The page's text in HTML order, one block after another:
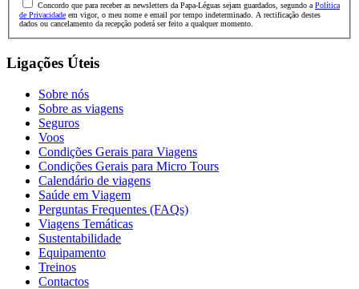
Concordo que para receber as newsletters da Papa-Léguas sejam guardados, segundo aPolítica
de Privacidade em vigor, o meu nome e email por tempo indeterminado. A rectificação destes
dados ou cancelamento da recepção poderá ser feito a qualquer momento.
Ligações Úteis
Sobre nós
Sobre as viagens
Seguros
Voos
Condições Gerais para Viagens
Condições Gerais para Micro Tours
Calendário de viagens
Saúde em Viagem
Perguntas Frequentes (FAQs)
Viagens Temáticas
Sustentabilidade
Equipamento
Treinos
Contactos